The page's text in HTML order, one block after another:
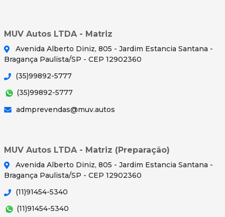
MUV Autos LTDA - Matriz
Avenida Alberto Diniz, 805 - Jardim Estancia Santana -
Bragança Paulista/SP - CEP 12902360
(35)99892-5777
(35)99892-5777
admprevendas@muv.autos
MUV Autos LTDA - Matriz (Preparação)
Avenida Alberto Diniz, 805 - Jardim Estancia Santana -
Bragança Paulista/SP - CEP 12902360
(11)91454-5340
(11)91454-5340